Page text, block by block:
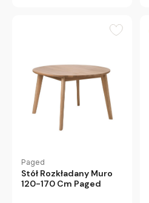
Paged
Stół Rozkładany Muro
120-170 Cm Paged